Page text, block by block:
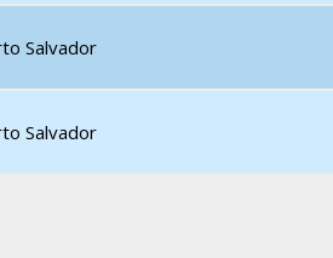
Salvador
Salvador